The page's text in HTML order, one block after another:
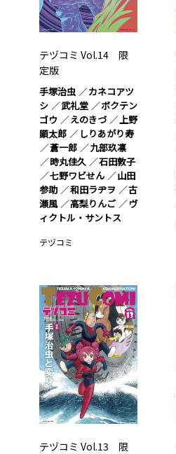
テヅコミ Vol.14 限
定版
手塚治虫
カネコアツ
シ
武礼堂
ボクテン
ゴウ
えのきづ
上野
顕太郎
しりあがり寿
蒼一郎
九部玖凛
時丸佳久
石田敦子
七野ワビせん
山田
参助
和田ラヂヲ
古
瀬風
高梨りんご
ヴ
ィクトル・サントス
テヅコミ
テヅコミ Vol.13 限